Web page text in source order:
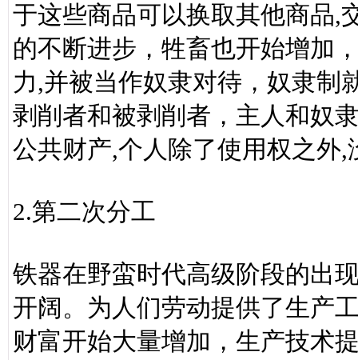
于这些商品可以换取其他商品,
的不断进步，牲畜也开始增加
力,并被当作奴隶对待，奴隶制
剥削者和被剥削者，主人和奴
公共财产,个人除了使用权之外,
2.第二次分工
铁器在野蛮时代高级阶段的出
开阔。为人们劳动提供了生产
财富开始大量增加，生产技术